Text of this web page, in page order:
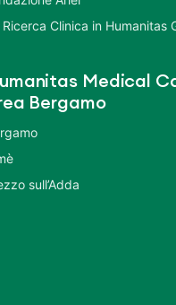
Ricerca Clinica in Humanitas
Medical
Bergamo
sull’Adda